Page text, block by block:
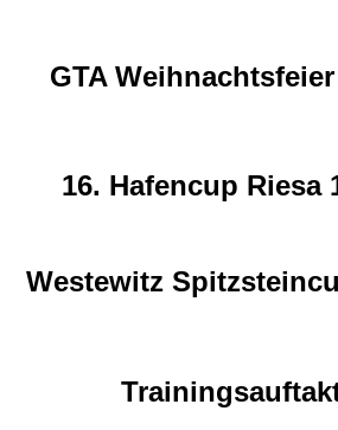
GTA Weihnachtsfeier
16. Hafencup Riesa
Westewitz